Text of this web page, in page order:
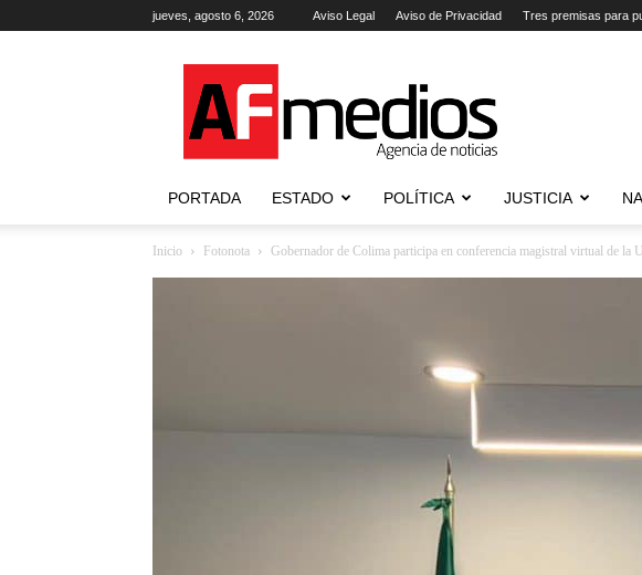
jueves, agosto 6, 2026 Aviso Legal Aviso de Privacidad Tres premisas para
Agencia
de
Noticias
PORTADA ESTADO POLÍTICA JUSTICIA
Inicio Fotonota Gobernador de Colima participa en conferencia magistral virtual de la